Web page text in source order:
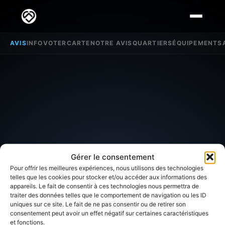
Gérer le consentement
Pour offrir les meilleures expériences, nous utilisons des technologies
telles que les cookies pour stocker et/ou accéder aux informations des
appareils. Le fait de consentir à ces technologies nous permettra de
traiter des données telles que le comportement de navigation ou les ID
uniques sur ce site. Le fait de ne pas consentir ou de retirer son
consentement peut avoir un effet négatif sur certaines caractéristiques
et fonctions.
AVISINFOVOTERCARTENOTRE AVISQUARTIERSÉQUIPEMENTS
SECTEUR D'INTÉRÊT